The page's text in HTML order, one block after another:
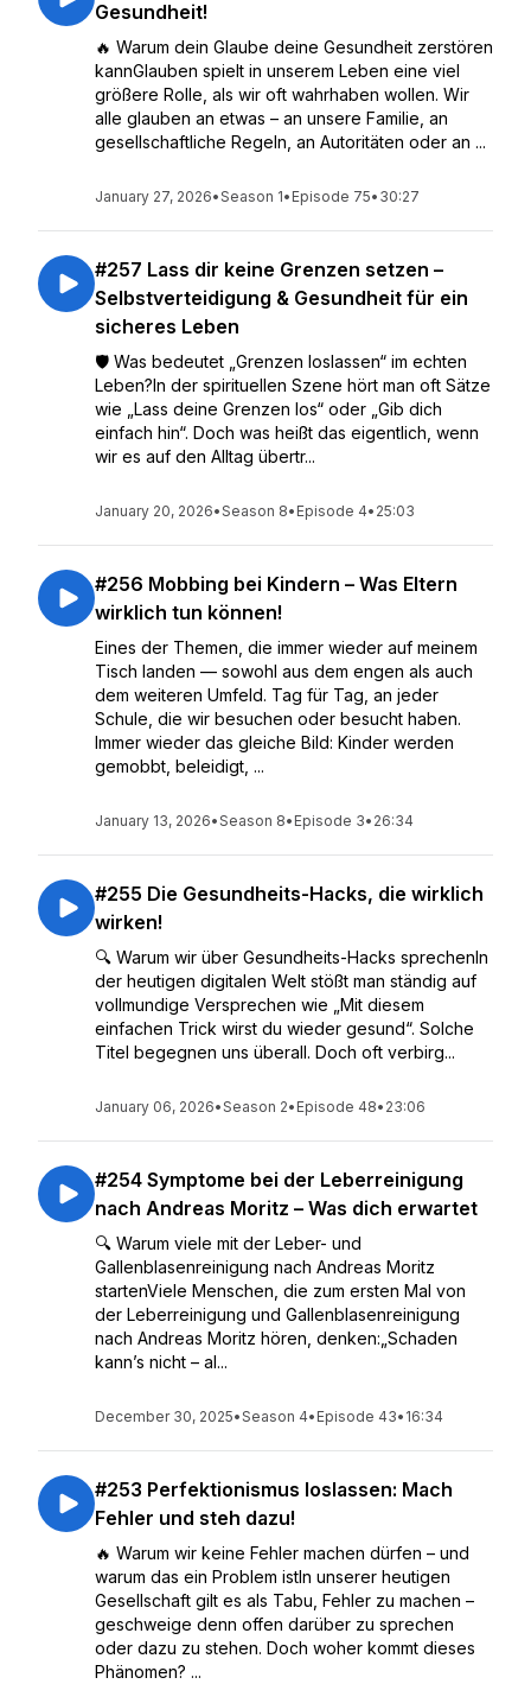
Gesundheit!
🔥 Warum dein Glaube deine Gesundheit zerstören
kannGlauben spielt in unserem Leben eine viel
größere Rolle, als wir oft wahrhaben wollen. Wir
alle glauben an etwas – an unsere Familie, an
gesellschaftliche Regeln, an Autoritäten oder an ...
January 27, 2026•Season 1• Episode 75• 30:27
#257 Lass dir keine Grenzen setzen –
Selbstverteidigung & Gesundheit für ein
sicheres Leben
🛡️ Was bedeutet „Grenzen loslassen“ im echten
Leben?In der spirituellen Szene hört man oft Sätze
wie „Lass deine Grenzen los“ oder „Gib dich
einfach hin“. Doch was heißt das eigentlich, wenn
wir es auf den Alltag übertr...
January 20, 2026•Season 8• Episode 4• 25:03
#256 Mobbing bei Kindern – Was Eltern
wirklich tun können!
Eines der Themen, die immer wieder auf meinem
Tisch landen — sowohl aus dem engen als auch
dem weiteren Umfeld. Tag für Tag, an jeder
Schule, die wir besuchen oder besucht haben.
Immer wieder das gleiche Bild: Kinder werden
gemobbt, beleidigt, ...
January 13, 2026•Season 8• Episode 3• 26:34
#255 Die Gesundheits-Hacks, die wirklich
wirken!
🔍 Warum wir über Gesundheits-Hacks sprechenIn
der heutigen digitalen Welt stößt man ständig auf
vollmundige Versprechen wie „Mit diesem
einfachen Trick wirst du wieder gesund“. Solche
Titel begegnen uns überall. Doch oft verbirg...
January 06, 2026•Season 2• Episode 48• 23:06
#254 Symptome bei der Leberreinigung
nach Andreas Moritz – Was dich erwartet
🔍 Warum viele mit der Leber- und
Gallenblasenreinigung nach Andreas Moritz
startenViele Menschen, die zum ersten Mal von
der Leberreinigung und Gallenblasenreinigung
nach Andreas Moritz hören, denken:„Schaden
kann’s nicht – al...
December 30, 2025•Season 4• Episode 43• 16:34
#253 Perfektionismus loslassen: Mach
Fehler und steh dazu!
🔥 Warum wir keine Fehler machen dürfen – und
warum das ein Problem istIn unserer heutigen
Gesellschaft gilt es als Tabu, Fehler zu machen –
geschweige denn offen darüber zu sprechen
oder dazu zu stehen. Doch woher kommt dieses
Phänomen? ...